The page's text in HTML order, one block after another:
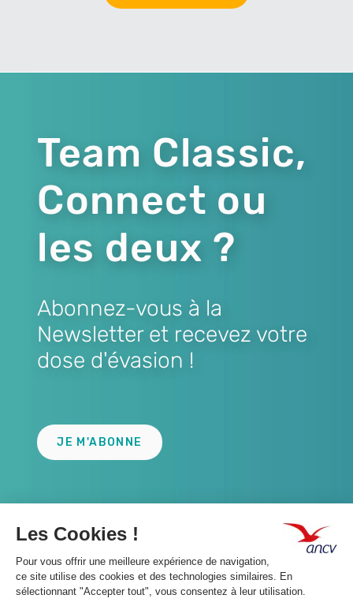
Team Classic,
Connect ou
les deux ?
Abonnez-vous à la
Newsletter et recevez votre
dose d'évasion !
JE M'ABONNE